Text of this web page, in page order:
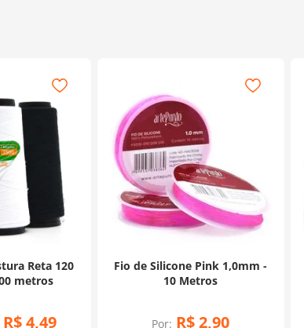
Reta 120
metros
R$4,49
Fio de Silicone Pink 1,0mm -
10 Metros
Por: R$ 2,90